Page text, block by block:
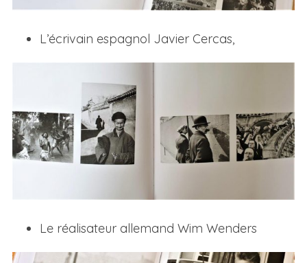
L’écrivain espagnol Javier Cercas,
Le réalisateur allemand Wim Wenders